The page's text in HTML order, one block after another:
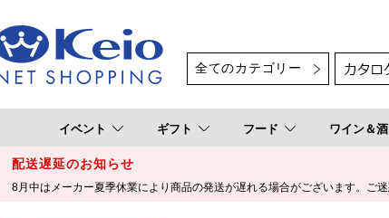
イベント ギフト フード ワイン＆酒
配送遅延のお知らせ
8月中はメーカー夏季休業により商品の発送が遅れる場合がございます。ご